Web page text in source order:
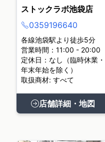
ストックラボ池袋店
0359196640
各線池袋駅より徒歩5分
営業時間：11:00 - 20:00
定休日：なし（臨時休業・
年末年始を除く）
取扱商材: すべて
店舗詳細・地図